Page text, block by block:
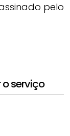
pelo
serviço